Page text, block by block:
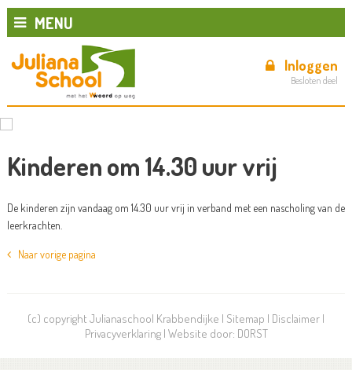
MENU
Inloggen
Besloten deel
Kinderen om 14.30 uur vrij
De kinderen zijn vandaag om 14.30 uur vrij in verband met een nascholing van de
leerkrachten.
Naar vorige pagina
(c) copyright Julianaschool Krabbendijke | Sitemap | Disclaimer |
Privacyverklaring| Website door: DORST